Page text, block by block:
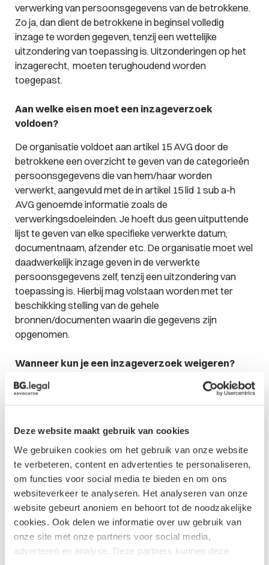
Deze website maakt gebruik van cookies
We gebruiken cookies om het gebruik van onze website
te verbeteren, content en advertenties te personaliseren,
om functies voor social media te bieden en om ons
websiteverkeer te analyseren. Het analyseren van onze
website gebeurt anoniem en behoort tot de noodzakelijke
cookies. Ook delen we informatie over uw gebruik van
onze site met onze partners voor social media,
adverteren en analyse. Deze partners kunnen deze
verwerking van persoonsgegevens van de betrokkene.
Zo ja, dan dient de betrokkene in beginsel volledig
inzage te worden gegeven, tenzij een wettelijke
uitzondering van toepassing is. Uitzonderingen op het
inzagerecht, moeten terughoudend worden
toegepast.
Aan welke eisen moet een inzageverzoek
voldoen?
De organisatie voldoet aan artikel 15 AVG door de
betrokkene een overzicht te geven van de categorieën
persoonsgegevens die van hem/haar worden
verwerkt, aangevuld met de in artikel 15 lid 1 sub a-h
AVG genoemde informatie zoals de
verwerkingsdoeleinden. Je hoeft dus geen uitputtende
lijst te geven van elke specifieke verwerkte datum,
documentnaam, afzender etc. De organisatie moet wel
daadwerkelijk inzage geven in de verwerkte
persoonsgegevens zelf, tenzij een uitzondering van
toepassing is. Hierbij mag volstaan worden met ter
beschikking stelling van de gehele
bronnen/documenten waarin die gegevens zijn
opgenomen.
Wanneer kun je een inzageverzoek weigeren?
Uit jurisprudentie blijkt dat organisaties in bepaalde
onderhandelingspositie van de organisatie bij een
juridisch geschil met de betrokkene. Het belang van een
ongestoorde gedachtewisseling kan prevaleren boven
het inzagerecht. Uit het arrest volgt ook dat in het
verwerkingsregister zelf geen inzage hoeft te worden
gegeven, omdat dit geen persoonsgegevens bevat.
Ten slotte hoeft geen inzage te worden gegeven in de
wijze van verwijdering van persoonsgegevens - het
inzagerecht ziet immers op de verwerkte gegevens